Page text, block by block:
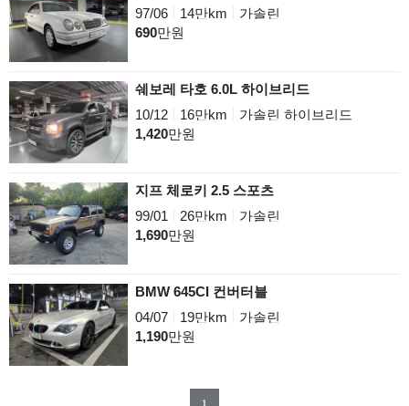
97/06
14만km
가솔린
690만원
쉐보레 타호 6.0L 하이브리드
10/12
16만km
가솔린 하이브리드
1,420만원
지프 체로키 2.5 스포츠
99/01
26만km
가솔린
1,690만원
BMW 645CI 컨버터블
04/07
19만km
가솔린
1,190만원